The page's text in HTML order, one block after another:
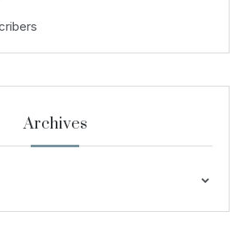
Archives